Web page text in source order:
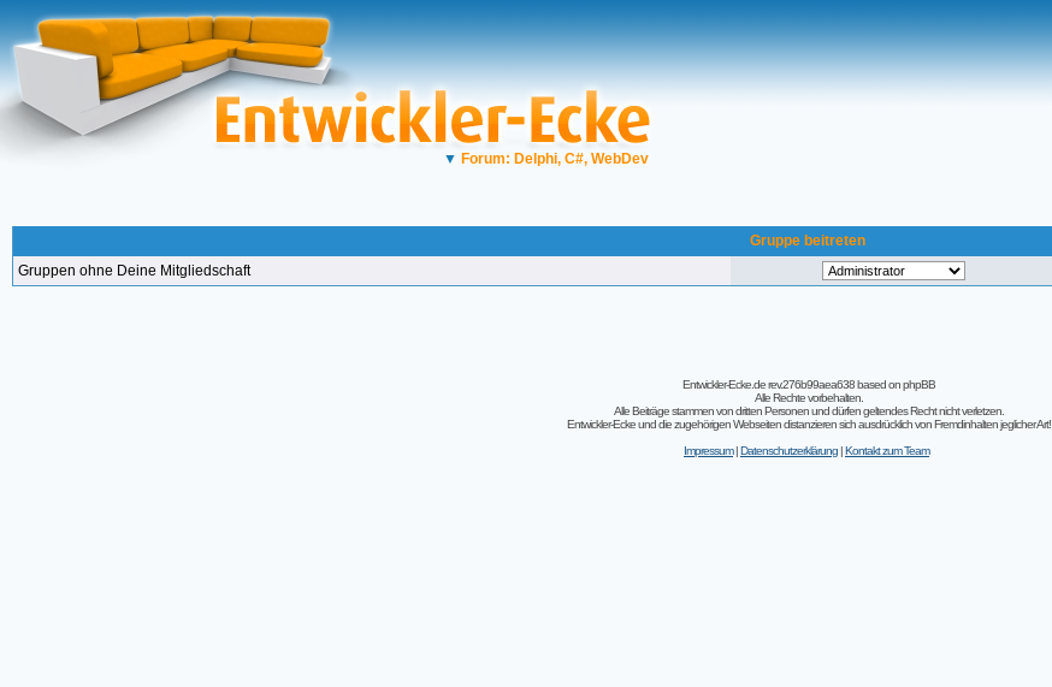
▼ Forum: Delphi, C#, WebDev
Gruppe beitreten
Gruppen ohne Deine Mitgliedschaft
Entwickler-Ecke.de rev.276b99aea638based onphpBB
Alle Rechte vorbehalten.
Alle Beiträge stammen von dritten Personen und dürfen geltendes Recht nicht verletzen.
Entwickler-Ecke und die zugehörigen Webseiten distanzieren sich ausdrücklich von Fremdinhalten jeglicher Art!
Impressum|Datenschutzerklärung |Kontakt zum Team